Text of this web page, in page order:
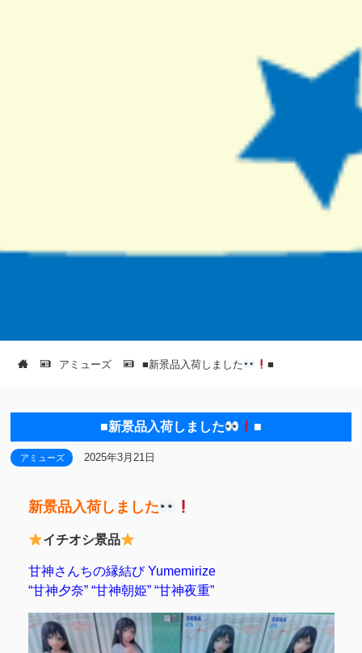
アミューズ ■新景品入荷しました ■
■新景品入荷しました ■
アミューズ 2025年3月21日
新景品入荷しました
イチオシ景品
甘神さんちの縁結び Yumemirize
“甘神夕奈” “甘神朝姫” “甘神夜重”